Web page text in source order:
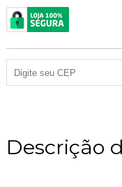
Descrição